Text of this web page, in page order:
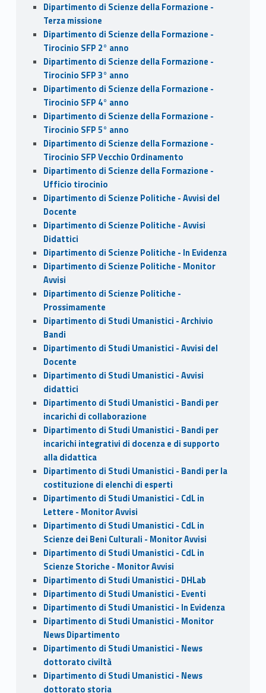
Dipartimento di Scienze della Formazione -
Terza missione
Dipartimento di Scienze della Formazione -
Tirocinio SFP 2° anno
Dipartimento di Scienze della Formazione -
Tirocinio SFP 3° anno
Dipartimento di Scienze della Formazione -
Tirocinio SFP 4° anno
Dipartimento di Scienze della Formazione -
Tirocinio SFP 5° anno
Dipartimento di Scienze della Formazione -
Tirocinio SFP Vecchio Ordinamento
Dipartimento di Scienze della Formazione -
Ufficio tirocinio
Dipartimento di Scienze Politiche - Avvisi del
Docente
Dipartimento di Scienze Politiche - Avvisi
Didattici
Dipartimento di Scienze Politiche - In Evidenza
Dipartimento di Scienze Politiche - Monitor
Avvisi
Dipartimento di Scienze Politiche -
Prossimamente
Dipartimento di Studi Umanistici - Archivio
Bandi
Dipartimento di Studi Umanistici - Avvisi del
Docente
Dipartimento di Studi Umanistici - Avvisi
didattici
Dipartimento di Studi Umanistici - Bandi per
incarichi di collaborazione
Dipartimento di Studi Umanistici - Bandi per
incarichi integrativi di docenza e di supporto
alla didattica
Dipartimento di Studi Umanistici - Bandi per la
costituzione di elenchi di esperti
Dipartimento di Studi Umanistici - CdL in
Lettere - Monitor Avvisi
Dipartimento di Studi Umanistici - CdL in
Scienze dei Beni Culturali - Monitor Avvisi
Dipartimento di Studi Umanistici - CdL in
Scienze Storiche - Monitor Avvisi
Dipartimento di Studi Umanistici - DHLab
Dipartimento di Studi Umanistici - Eventi
Dipartimento di Studi Umanistici - In Evidenza
Dipartimento di Studi Umanistici - Monitor
News Dipartimento
Dipartimento di Studi Umanistici - News
dottorato civiltà
Dipartimento di Studi Umanistici - News
dottorato storia